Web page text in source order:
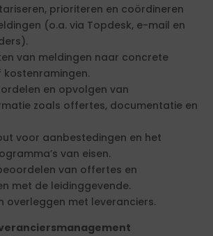
prioriteren en coördineren
(o.a. via Topdesk, e-mail en
van meldingen naar concrete
kostenramingen.
en opvolgen van
zoals offertes, documentatie en
voor aanbestedingen en het
van eisen.
van offertes en
met de leidinggevende.
overleggen met leveranciers.